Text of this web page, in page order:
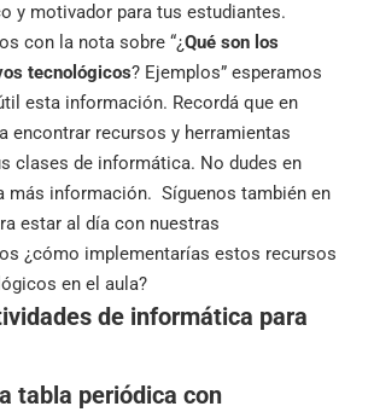
y motivador para tus estudiantes.
con la nota sobre “¿Qué son los
tecnológicos? Ejemplos” esperamos
esta información. Recordá que en
encontrar recursos y herramientas
clases de informática. No dudes en
más información. Síguenos también en
estar al día con nuestras
¿cómo implementarías estos recursos
en el aula?
de informática para
tabla periódica con